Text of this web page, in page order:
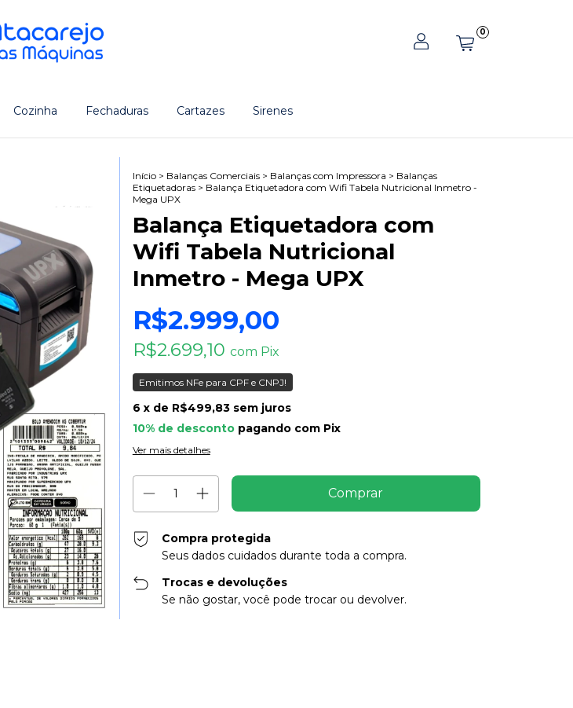
0
Cozinha Fechaduras Cartazes Sirenes
Início > Balanças Comerciais > Balanças com Impressora > Balanças
Etiquetadoras > Balança Etiquetadora com Wifi Tabela Nutricional Inmetro -
Mega UPX
Balança Etiquetadora com
Wifi Tabela Nutricional
Inmetro - Mega UPX
R$2.999,00
R$2.699,10 com Pix
Emitimos NFe para CPF e CNPJ!
6 x de R$499,83 sem juros
10% de descontopagando com Pix
Ver mais detalhes
Compra protegida
Seus dados cuidados durante toda a compra.
Trocas e devoluções
Se não gostar, você pode trocar ou devolver.